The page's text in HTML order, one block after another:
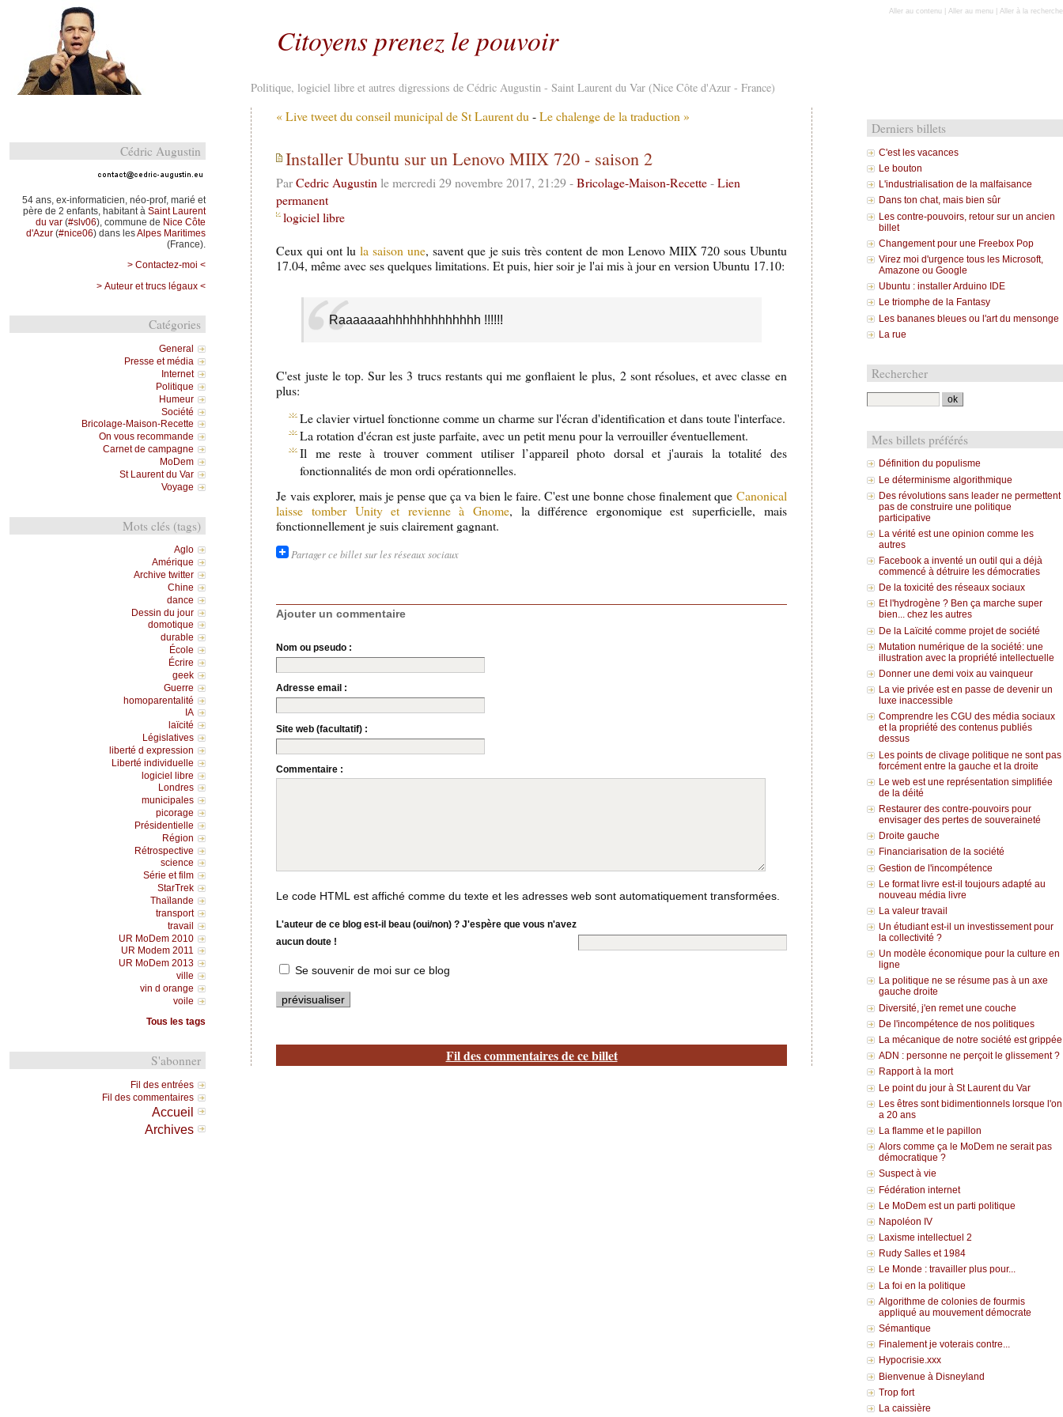
Citoyens prenez le pouvoir
Politique, logiciel libre et autres digressions de Cédric Augustin - Saint Laurent du Var (Nice Côte d'Azur - France)
Aller au contenu Aller au menu Aller à la recherche
« Live tweet du conseil municipal de St Laurent du - Le chalenge de la traduction »
Installer Ubuntu sur un Lenovo MIIX 720 - saison 2
ParCedric Augustin le mercredi 29 novembre 2017, 21:29 -Bricolage-Maison-Recette-Lien
permanent
logiciel libre
Ceux qui ont lula saison une, savent que je suis très content de mon Lenovo MIIX 720 sous Ubuntu
17.04, même avec ses quelques limitations. Et puis, hier soir je l'ai mis à jour en version Ubuntu 17.10:
Raaaaaaahhhhhhhhhhhhh !!!!!!
C'est juste le top. Sur les 3 trucs restants qui me gonflaient le plus, 2 sont résolues, et avec classe en
plus:
Le clavier virtuel fonctionne comme un charme sur l'écran d'identification et dans toute l'interface.
La rotation d'écran est juste parfaite, avec un petit menu pour la verrouiller éventuellement.
Il me reste à trouver comment utiliser l’appareil photo dorsal et j'aurais la totalité des
fonctionnalités de mon ordi opérationnelles.
Je vais explorer, mais je pense que ça va bien le faire. C'est une bonne chose finalement que Canonical
laisse tomber Unity et revienne à Gnome, la différence ergonomique est superficielle, mais
fonctionnellement je suis clairement gagnant.
Partager ce billet sur les réseaux sociaux
Ajouter un commentaire
Nom ou pseudo :
Adresse email :
Site web (facultatif) :
Commentaire :
Le code HTML est affiché comme du texte et les adresses web sont automatiquement transformées.
L'auteur de ce blog est-il beau (oui/non) ? J'espère que vous n'avez
aucun doute !
Se souvenir de moi sur ce blog
Fil des commentaires de ce billet
Derniers billets
C'est les vacances
Le bouton
L'industrialisation de la malfaisance
Dans ton chat, mais bien sûr
Les contre-pouvoirs, retour sur un ancien
billet
Changement pour une Freebox Pop
Virez moi d'urgence tous les Microsoft,
Amazone ou Google
Ubuntu : installer Arduino IDE
Le triomphe de la Fantasy
Les bananes bleues ou l'art du mensonge
La rue
Rechercher
Mes billets préférés
Définition du populisme
Le déterminisme algorithmique
Des révolutions sans leader ne permettent
pas de construire une politique
participative
La vérité est une opinion comme les
autres
Facebook a inventé un outil qui a déjà
commencé à détruire les démocraties
De la toxicité des réseaux sociaux
Et l'hydrogène ? Ben ça marche super
bien... chez les autres
De la Laïcité comme projet de société
Mutation numérique de la société: une
illustration avec la propriété intellectuelle
Donner une demi voix au vainqueur
La vie privée est en passe de devenir un
luxe inaccessible
Comprendre les CGU des média sociaux
et la propriété des contenus publiés
dessus
Les points de clivage politique ne sont pas
forcément entre la gauche et la droite
Le web est une représentation simplifiée
de la déité
Restaurer des contre-pouvoirs pour
envisager des pertes de souveraineté
Droite gauche
Financiarisation de la société
Gestion de l'incompétence
Le format livre est-il toujours adapté au
nouveau média livre
La valeur travail
Un étudiant est-il un investissement pour
la collectivité ?
Un modèle économique pour la culture en
ligne
La politique ne se résume pas à un axe
gauche droite
Diversité, j'en remet une couche
De l'incompétence de nos politiques
La mécanique de notre société est grippée
ADN : personne ne perçoit le glissement ?
Rapport à la mort
Le point du jour à St Laurent du Var
Les êtres sont bidimentionnels lorsque l'on
a 20 ans
La flamme et le papillon
Alors comme ça le MoDem ne serait pas
démocratique ?
Suspect à vie
Fédération internet
Le MoDem est un parti politique
Napoléon IV
Laxisme intellectuel 2
Rudy Salles et 1984
Le Monde : travailler plus pour...
La foi en la politique
Algorithme de colonies de fourmis
appliqué au mouvement démocrate
Sémantique
Finalement je voterais contre...
Hypocrisie.xxx
Bienvenue à Disneyland
Trop fort
La caissière
Cédric Augustin
54 ans, ex-informaticien, néo-prof, marié et
père de 2 enfants, habitant àSaint Laurent
du var (#slv06), commune de Nice Côte
d'Azur (#nice06) dans lesAlpes Maritimes
(France).
> Contactez-moi <
> Auteur et trucs légaux <
Catégories
General
Presse et média
Internet
Politique
Humeur
Société
Bricolage-Maison-Recette
On vous recommande
Carnet de campagne
MoDem
St Laurent du Var
Voyage
Mots clés (tags)
Aglo
Amérique
Archive twitter
Chine
dance
Dessin du jour
domotique
durable
École
Écrire
geek
Guerre
homoparentalité
IA
laïcité
Législatives
liberté d expression
Liberté individuelle
logiciel libre
Londres
municipales
picorage
Présidentielle
Région
Rétrospective
science
Série et film
StarTrek
Thaïlande
transport
travail
UR MoDem 2010
UR Modem 2011
UR MoDem 2013
ville
vin d orange
voile
Tous les tags
S'abonner
Fil des entrées
Fil des commentaires
Accueil
Archives